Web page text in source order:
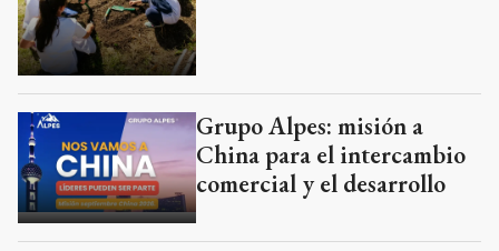
Grupo Alpes: misión a
China para el intercambio
comercial y el desarrollo